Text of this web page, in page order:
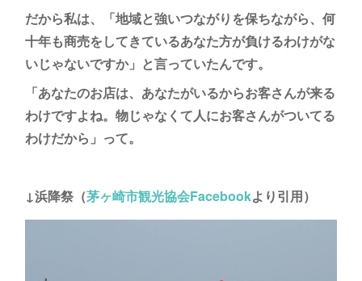
だから私は、「地域と強いつながりを保ちながら、何
十年も商売をしてきているあなた方が負けるわけがな
いじゃないですか」と言っていたんです。
「あなたのお店は、あなたがいるからお客さんが来る
わけですよね。物じゃなくて人にお客さんがついてる
わけだから」って。
↓浜降祭（茅ヶ崎市観光協会Facebookより引用）